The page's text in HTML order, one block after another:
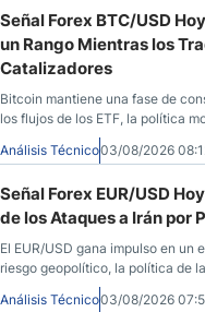
Señal Forex BTC/USD
un Rango Mientras los
Catalizadores
Bitcoin mantiene una fase de
los flujos de los ETF, la política
evolución del marco regulatorio
un mercado sin una dirección
Análisis Técnico03/08/2026
Señal Forex EUR/USD
de los Ataques a Irán por
El EUR/USD gana impulso en un
riesgo geopolítico, la política de
Análisis Técnico03/08/2026